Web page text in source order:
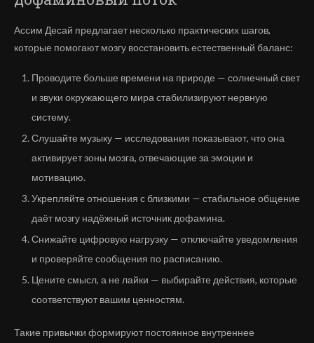
Ассим Десай предлагает несколько практических шагов,
которые помогают мозгу восстановить естественный баланс:
Проводите больше времени на природе — солнечный свет
и звуки окружающего мира стабилизируют нервную
систему.
Слушайте музыку — исследования показывают, что она
активирует зоны мозга, отвечающие за эмоции и
мотивацию.
Укрепляйте отношения с близкими — стабильное общение
даёт мозгу надёжный источник дофамина.
Снижайте цифровую нагрузку — отключайте уведомления
и проверяйте сообщения по расписанию.
Цените смысл, а не лайки — выбирайте действия, которые
соответствуют вашим ценностям.
Такие привычки формируют постоянное внутреннее